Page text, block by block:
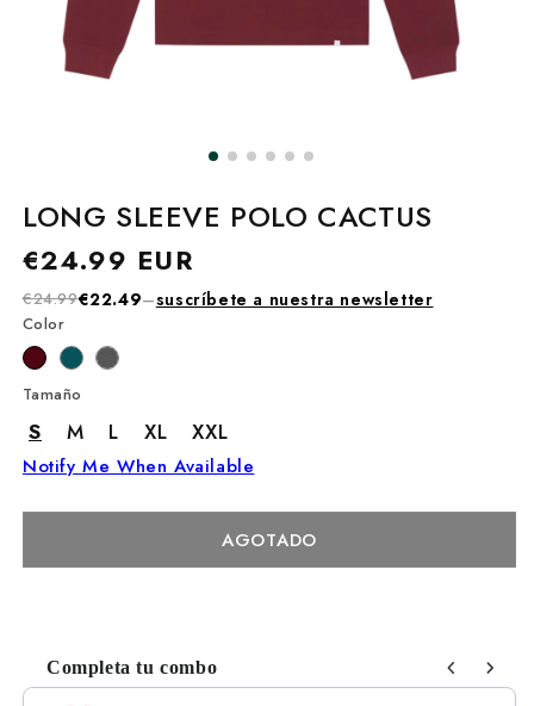
LONG SLEEVE POLO CACTUS
Precio
€24.99 EUR
€24.99€22.49–suscríbete a nuestra newsletter
Tamaño
S M L XL XXL
Color
Notify Me When Available
AGOTADO
Completa tu combo
Use the Previous and Next buttons to navigate through